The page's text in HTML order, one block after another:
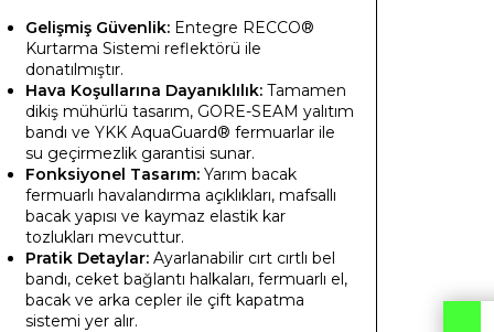
Gelişmiş Güvenlik: Entegre RECCO®
Kurtarma Sistemi reflektörü ile
donatılmıştır.
Hava Koşullarına Dayanıklılık: Tamamen
dikiş mühürlü tasarım, GORE-SEAM yalıtım
bandı ve YKK AquaGuard® fermuarlar ile
su geçirmezlik garantisi sunar.
Fonksiyonel Tasarım: Yarım bacak
fermuarlı havalandırma açıklıkları, mafsallı
bacak yapısı ve kaymaz elastik kar
tozlukları mevcuttur.
Pratik Detaylar: Ayarlanabilir cırt cırtlı bel
bandı, ceket bağlantı halkaları, fermuarlı el,
bacak ve arka cepler ile çift kapatma
sistemi yer alır.